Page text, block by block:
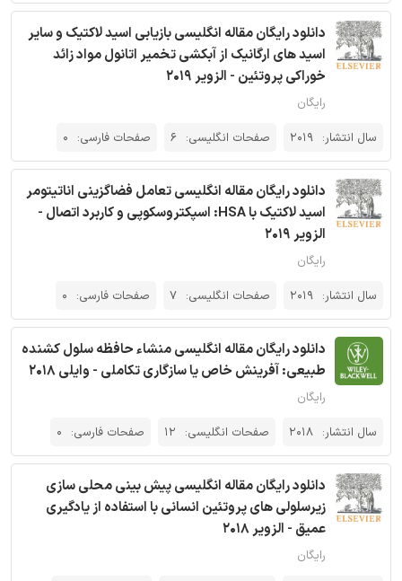
دانلود رایگان مقاله انگلیسی بازیابی اسید لاکتیک و سایر
اسید های ارگانیک از آبکشی تخمیر اتانول مواد زائد
خوراکی پروتئین - الزویر 2019
رایگان
سال انتشار: 2019 صفحات انگلیسی: 6 صفحات فارسی: 0
دانلود رایگان مقاله انگلیسی تعامل فضاگزینی اناتیتومر
اسید لاکتیک با HSA: اسپکتروسکوپی و کاربرد اتصال -
الزویر 2019
رایگان
سال انتشار: 2019 صفحات انگلیسی: 7 صفحات فارسی: 0
دانلود رایگان مقاله انگلیسی منشاء حافظه سلول کشنده
طبیعی: آفرینش خاص یا سازگاری تکاملی - وایلی 2018
رایگان
سال انتشار: 2018 صفحات انگلیسی: 12 صفحات فارسی: 0
دانلود رایگان مقاله انگلیسی پیش بینی محلی سازی
زیرسلولی های پروتئین انسانی با استفاده از یادگیری
عمیق - الزویر 2018
رایگان